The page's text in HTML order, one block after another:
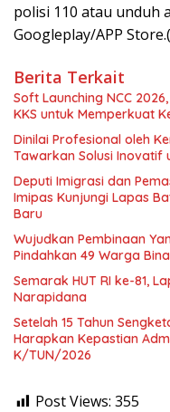
polisi 110 atau unduh
Googleplay/APP
Berita Terkait
Soft Launching NCC
KKS untuk Memperkuat
Dinilai Profesional oleh
Tawarkan Solusi Inovatif
Deputi Imigrasi dan
Imipas Kunjungi Lapas
Baru
Wujudkan Pembinaan
Pindahkan 49 Warga
Semarak HUT RI ke-81,
Narapidana
Setelah 15 Tahun
Harapkan Kepastian
K/TUN/2026
Post Views: 355